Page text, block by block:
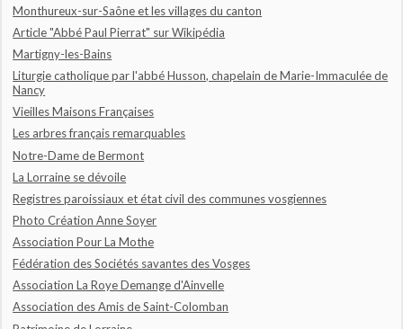
Monthureux-sur-Saône et les villages du canton
Article "Abbé Paul Pierrat" sur Wikipédia
Martigny-les-Bains
Liturgie catholique par l'abbé Husson, chapelain de Marie-Immaculée de
Nancy
Vieilles Maisons Françaises
Les arbres français remarquables
Notre-Dame de Bermont
La Lorraine se dévoile
Registres paroissiaux et état civil des communes vosgiennes
Photo Création Anne Soyer
Association Pour La Mothe
Fédération des Sociétés savantes des Vosges
Association La Roye Demange d'Ainvelle
Association des Amis de Saint-Colomban